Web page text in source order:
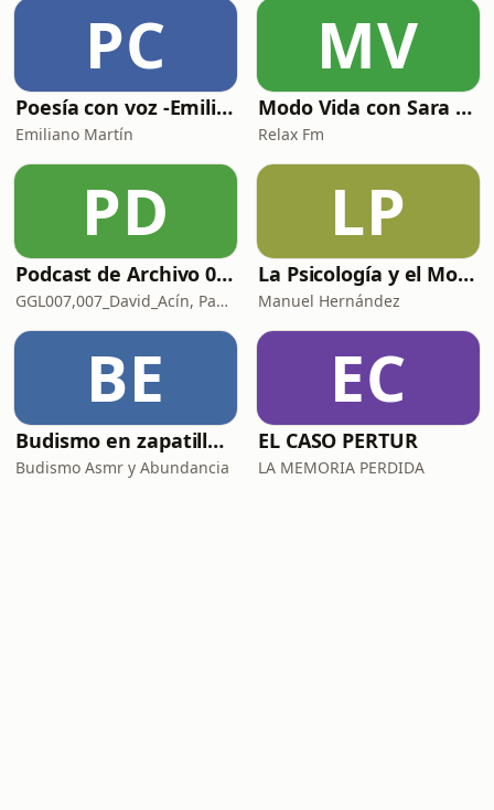
PC
Poesía con voz -Emiliano Martín- Podcasts
Emiliano Martín
MV
Modo Vida con Sara Manzaneque
Relax Fm
PD
Podcast de Archivo 007
GGL007,007_David_Acín, Pablo_Ortega, 58, AlbertoBond y Claalc
LP
La Psicología y el Modelo Parcuve®
Manuel Hernández
BE
Budismo en zapatillas, El budismo sin sermones
Budismo Asmr y Abundancia
EC
EL CASO PERTUR
LA MEMORIA PERDIDA